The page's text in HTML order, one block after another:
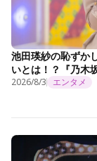
池田瑛紗の恥ずか
いとは！？『乃木
2026/8/3 エンタメ